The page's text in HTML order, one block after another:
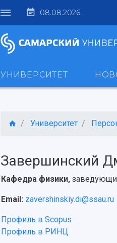
08.08.2026
УНИВЕРСИТЕТ
Университет
Завершинский
Кафедра физики,
Email: zavershinskiy.di@ssau.ru
Профиль в Scopus
Профиль в РИНЦ